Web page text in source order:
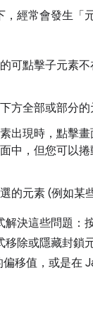
，經常會發生「
可點擊子元素
方全部或部分的
出現時，點擊
中，但您可以
的元素 (例如某
解決這些問題：
移除或隱藏封鎖
移值，或是在